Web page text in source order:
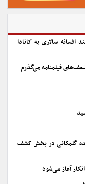
افسانه سالاری به کانادا
فیلمنامه می‌گذرم
گلمکانی در بخش کشف
آغاز می‌شود